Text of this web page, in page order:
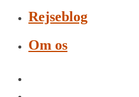
Rejseblog
Om os